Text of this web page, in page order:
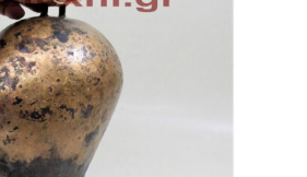
Είσοδος Πελατών